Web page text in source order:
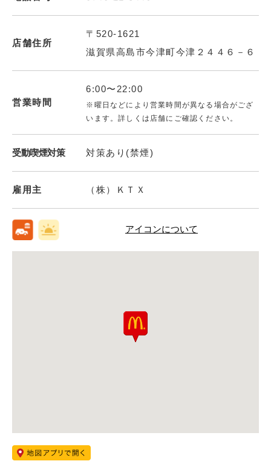
店舗住所
〒520-1621
滋賀県高島市今津町今津２４４６－６
営業時間
6:00〜22:00
※曜日などにより営業時間が異なる場合がござ
います。詳しくは店舗にご確認ください。
受動喫煙対策 対策あり(禁煙)
雇用主 （株）ＫＴＸ
アイコンについて